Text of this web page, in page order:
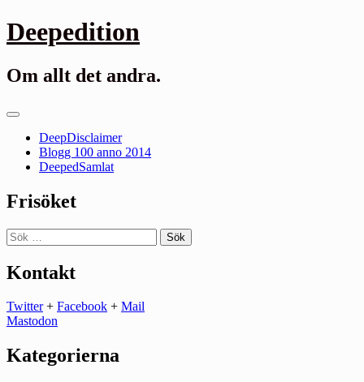
Gå
till
Deepedition
Om allt det andra.
Primär
DeepDisclaimer
Blogg 100 anno 2014
DeepedSamlat
Frisöket
Sök
efter:
Kontakt
Twitter+ Facebook + Mail
Mastodon
Kategorierna